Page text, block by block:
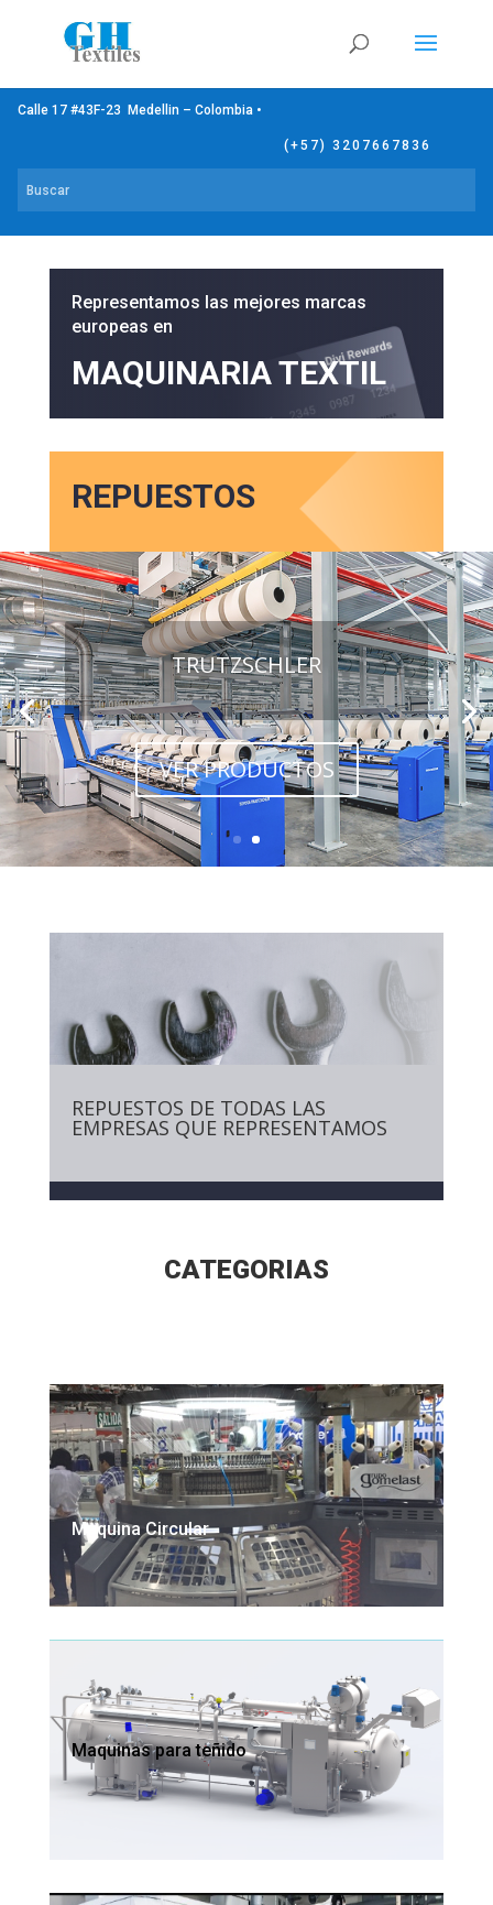
Calle 17 #43F-23 Medellin – Colombia •
(+57) 3207667836
Representamos las mejores marcas
europeas en
MAQUINARIA TEXTIL
REPUESTOS
TRUTZSCHLER
VER PRODUCTOS
REPUESTOS DE TODAS LAS
EMPRESAS QUE REPRESENTAMOS
CATEGORIAS
Maquina Circular
Maquinas para teñido